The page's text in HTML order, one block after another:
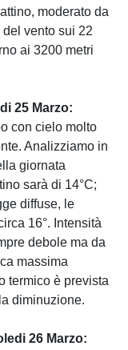
moderato da
vento sui 22
ai 3200 metri
25 Marzo:
con cielo molto
Analizziamo in
giornata
sarà di 14°C;
diffuse, le
16°. Intensità
debole ma da
massima
termico è prevista
diminuzione.
26 Marzo: